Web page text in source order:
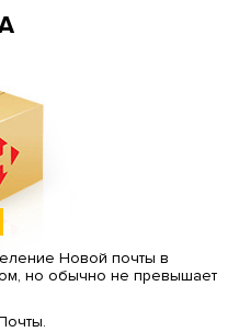
Новой почты в
но обычно не превышает